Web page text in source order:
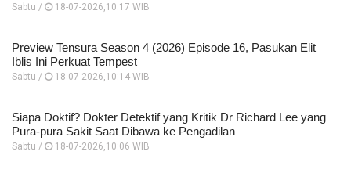
Sabtu / 18-07-2026,10:17 WIB
Preview Tensura Season 4 (2026) Episode 16, Pasukan Elit
Iblis Ini Perkuat Tempest
Sabtu / 18-07-2026,10:14 WIB
Siapa Doktif? Dokter Detektif yang Kritik Dr Richard Lee yang
Pura-pura Sakit Saat Dibawa ke Pengadilan
Sabtu / 18-07-2026,10:06 WIB